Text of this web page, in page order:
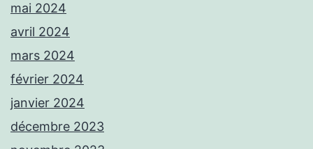
mai 2024
avril 2024
mars 2024
février 2024
janvier 2024
décembre 2023